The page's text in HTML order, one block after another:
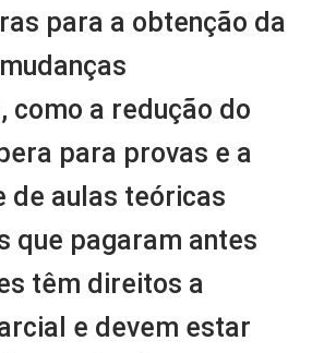
para a obtenção da
como a redução do
para provas e a
de aulas teóricas
que pagaram antes
têm direitos a
e devem estar